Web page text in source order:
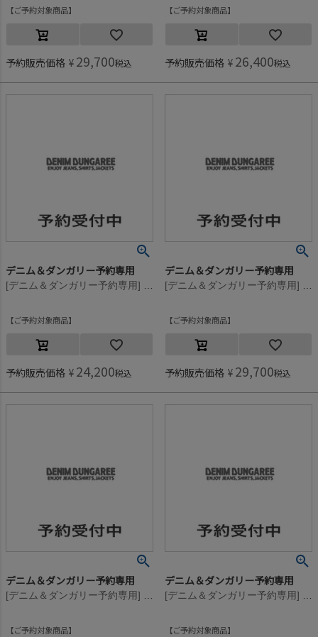
ご予約対象商品
予約販売価格 ¥ 29,700税込
ご予約対象商品
予約販売価格 ¥ 26,400税込
デニム＆ダンガリー予約専用
ご予約対象商品
予約販売価格 ¥ 24,200税込
デニム＆ダンガリー予約専用
ご予約対象商品
予約販売価格 ¥ 29,700税込
デニム＆ダンガリー予約専用
ご予約対象商品
デニム＆ダンガリー予約専用
ご予約対象商品